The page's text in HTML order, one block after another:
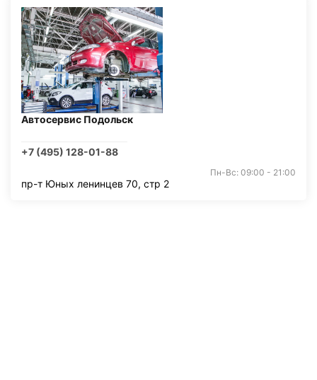
Автосервис Подольск
+7 (495) 128-01-88
Пн-Вс: 09:00 - 21:00
пр-т Юных ленинцев 70, стр 2